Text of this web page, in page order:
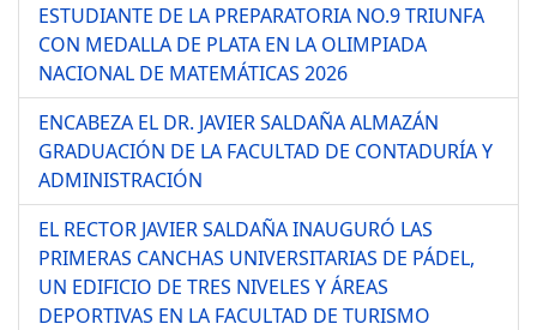
ESTUDIANTE DE LA PREPARATORIA NO.9 TRIUNFA
CON MEDALLA DE PLATA EN LA OLIMPIADA
NACIONAL DE MATEMÁTICAS 2026
ENCABEZA EL DR. JAVIER SALDAÑA ALMAZÁN
GRADUACIÓN DE LA FACULTAD DE CONTADURÍA Y
ADMINISTRACIÓN
EL RECTOR JAVIER SALDAÑA INAUGURÓ LAS
PRIMERAS CANCHAS UNIVERSITARIAS DE PÁDEL,
UN EDIFICIO DE TRES NIVELES Y ÁREAS
DEPORTIVAS EN LA FACULTAD DE TURISMO